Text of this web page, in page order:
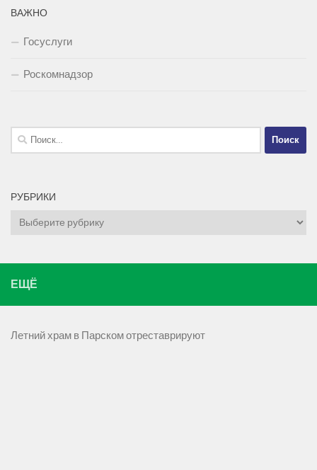
ВАЖНО
Госуслуги
Роскомнадзор
Найти:
РУБРИКИ
Рубрики
ЕЩЁ
Летний храм в Парском отреставрируют